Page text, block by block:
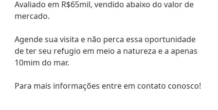
Avaliado em R$65mil, vendido abaixo do valor de
mercado.
Agende sua visita e não perca essa oportunidade
de ter seu refugio em meio a natureza e a apenas
10mim do mar.
Para mais informações entre em contato conosco!